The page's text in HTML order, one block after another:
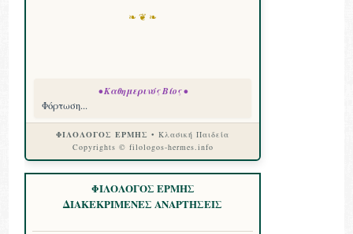
❧ ❦ ❧
• Καθημερινός Βίος •
Φόρτωση...
ΦΙΛΟΛΟΓΟΣ ΕΡΜΗΣ • Κλασική Παιδεία
Copyrights © filologos-hermes.info
ΦΙΛΟΛΟΓΟΣ ΕΡΜΗΣ
ΔΙΑΚΕΚΡΙΜΕΝΕΣ ΑΝΑΡΤΗΣΕΙΣ